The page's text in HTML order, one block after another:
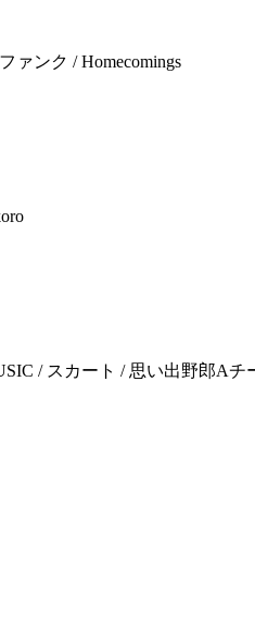
ァンク / Homecomings
/ スカート / 思い出野郎Aチ